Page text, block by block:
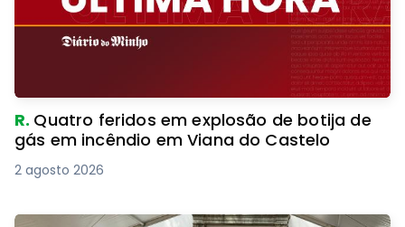
R. Quatro feridos em explosão de botija de
gás em incêndio em Viana do Castelo
2 agosto 2026